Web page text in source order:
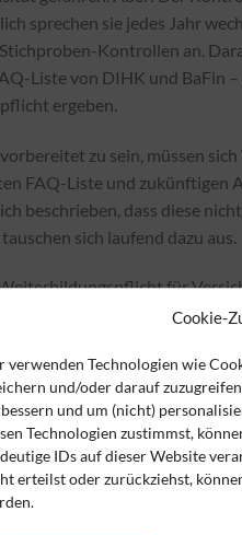
Cookie-
verwenden Technologien wie
und/oder darauf
und um (nicht)
Technologien zustimmst,
IDs auf dieser Website
erteilst oder zurückziehst,
sprechen sie jedes Jahr
Kontrollen an.
Liste von DIHK und BaFin
ergeben.
zu sein, müssen
FAQ-Liste und zukünftigen
beschrieben, dass diese
sich laufend dazu aus.
für
nationale Gesetzgebung
– eine Evaluierung der
Bewertung und eventuelle
des
Weiterbildungspflicht benannt
tätigen Personen im